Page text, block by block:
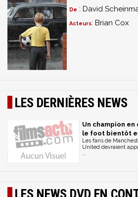
De : David
Acteurs: Brian Cox
LES DERNIÈRES NEWS
Un champion en
le foot bientôt
Les fans de
United devraient
...
LES NEWS DVD EN